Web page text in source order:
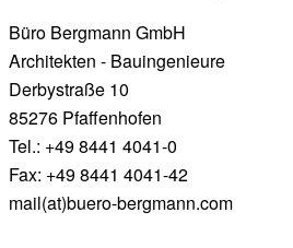
Büro Bergmann GmbH
Architekten - Bauingenieure
Derbystraße 10
85276 Pfaffenhofen
Tel.: +49 8441 4041-0
Fax: +49 8441 4041-42
mail(at)buero-bergmann.com